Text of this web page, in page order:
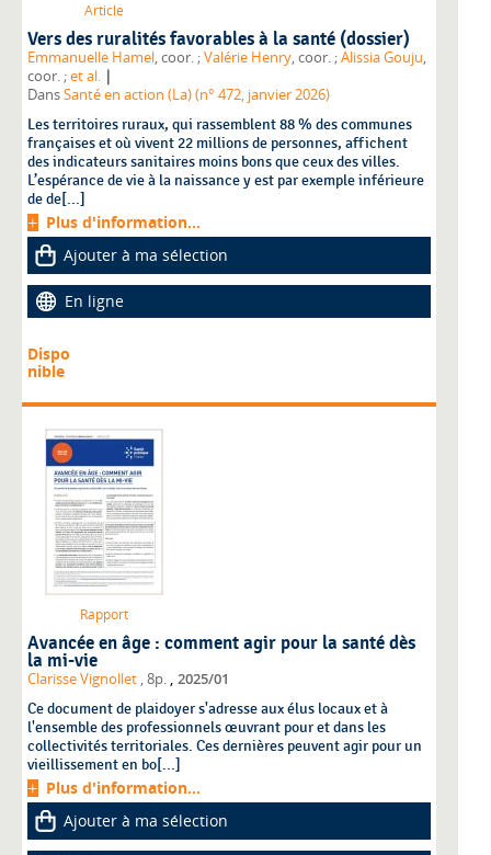
Article
Vers des ruralités favorables à la santé (dossier)
Emmanuelle Hamel , coor. ;Valérie Henry , coor. ;Alissia Gouju,
coor. ;et al. |
DansSanté en action (La) (n° 472, janvier 2026)
Les territoires ruraux, qui rassemblent 88 % des communes
françaises et où vivent 22 millions de personnes, affichent
des indicateurs sanitaires moins bons que ceux des villes.
L’espérance de vie à la naissance y est par exemple inférieure
de de[...]
Plus d'information...
Ajouter à ma sélection
En ligne
Dispo
nible
Rapport
Avancée en âge : comment agir pour la santé dès
la mi-vie
Clarisse Vignollet, 8p. , 2025/01
Ce document de plaidoyer s'adresse aux élus locaux et à
l'ensemble des professionnels œuvrant pour et dans les
collectivités territoriales. Ces dernières peuvent agir pour un
vieillissement en bo[...]
Plus d'information...
Ajouter à ma sélection